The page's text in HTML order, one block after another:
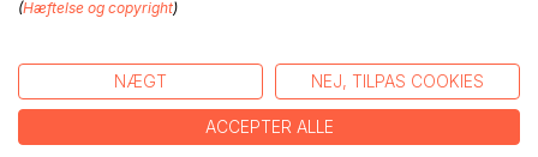
serien.
Det lyder meget alvorligt, men Tintins oplevelser
udspringer af underholdningskulturens produkter. Serien er
inspireret komiske stumfilm samt senere filmkomedier,
men også af spændingsfilm a la Hitchcock. Fra starten var
(Hæftelse og copyright)
NÆGT NEJ, TILPAS COOKIES
ACCEPTER ALLE